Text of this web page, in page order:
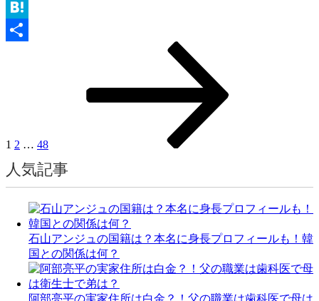
の
打
撃
は？
過
去
成
査！”
Line
Hatena
ー
ジ
送
1 2 … 48
人気記事
石山アンジュの国籍は？本名に身長プロフィールも！韓
国との関係は何？
阿部亮平の実家住所は白金？！父の職業は歯科医で母は